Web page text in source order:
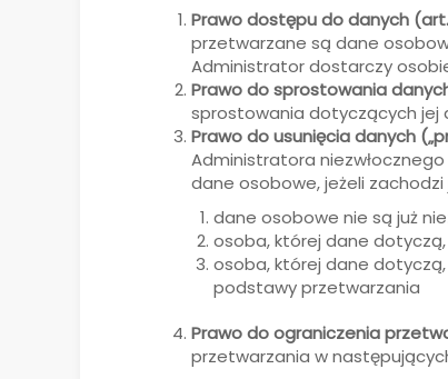
Prawo dostępu do danych (art.
przetwarzane są dane
Administrator dostarczy
Prawo do sprostowania
sprostowania dotyczących jej
Prawo do usunięcia danych
Administratora
dane osobowe, jeżeli
dane osobowe nie są już
osoba, której dane
osoba, której dane
podstawy przetwarzania
Prawo do ograniczenia
przetwarzania w